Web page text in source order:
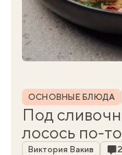
Рубрика
ОСНОВНЫЕ БЛЮДА
Под
лосось по-
Автор
Виктория Вакив 2